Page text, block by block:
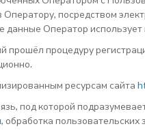
посредством
Оператор использует
процедуру
ресурсам сайта
под которой
, обработка пользовательских